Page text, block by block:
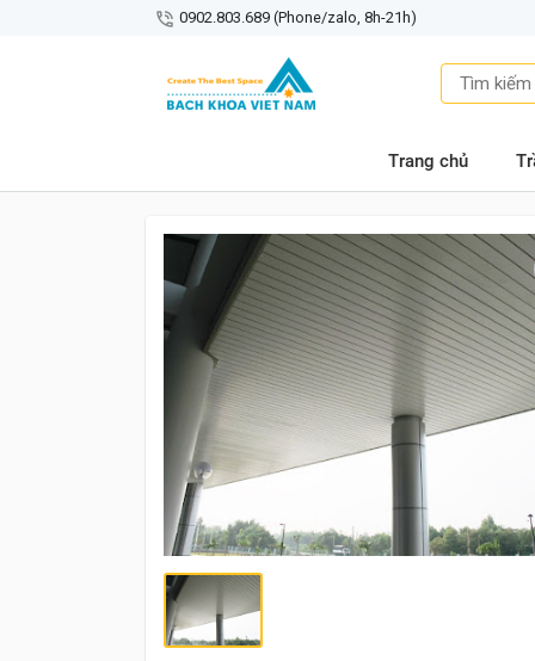
0902.803.689 (Phone/zalo, 8h-21h)
Trang chủ